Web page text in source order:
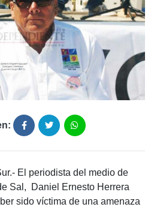
El periodista del medio de
Sal, Daniel Ernesto Herrera
sido víctima de una amenaza